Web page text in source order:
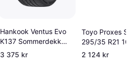
Hankook Ventus Evo
K137 Sommerdekk
265 30R22
3 375 kr
Toyo Proxes
295/35 R21
2 124 kr